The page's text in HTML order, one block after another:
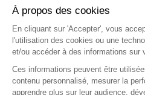
Charte sur la
Charte de
Vos données
(1) L’accès à cette offre
tarif spécial de 15EUR TTC,
valable dans la limite des 10
de votre compte client comprenant
À propos des cookies
En cliquant sur 'Accepter', vous
l'utilisation des cookies ou une
et/ou accéder à des informations sur
Ces informations peuvent être
contenu personnalisé, mesurer la
apprendre plus sur leur audience,